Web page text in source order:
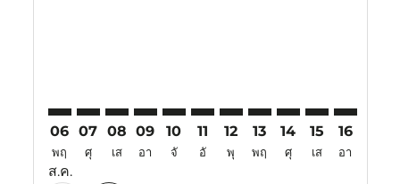
06
พฤ
ส.ค.
07
ศุ
08
เส
09
อา
10
จั
11
อั
12
พุ
13
พฤ
14
ศุ
15
เส
16
อา